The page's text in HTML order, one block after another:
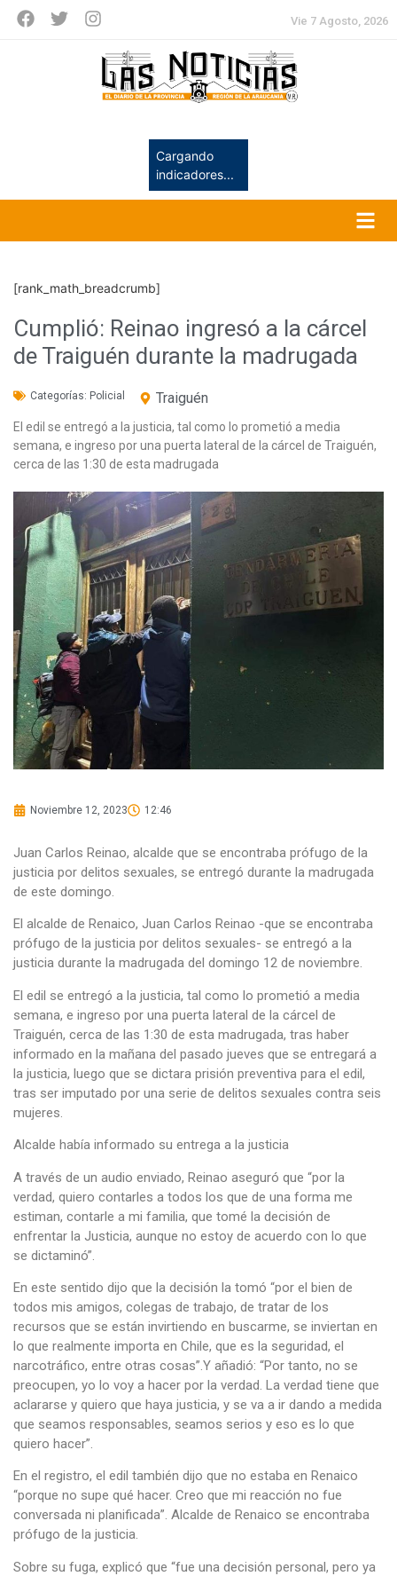
Vie 7 Agosto, 2026
Cargando
indicadores...
[rank_math_breadcrumb]
Cumplió: Reinao ingresó a la cárcel
de Traiguén durante la madrugada
Categorías: Policial Traiguén
El edil se entregó a la justicia, tal como lo prometió a media
semana, e ingreso por una puerta lateral de la cárcel de Traiguén,
cerca de las 1:30 de esta madrugada
Noviembre 12, 2023 12:46
Juan Carlos Reinao, alcalde que se encontraba prófugo de la
justicia por delitos sexuales, se entregó durante la madrugada
de este domingo.
El alcalde de Renaico, Juan Carlos Reinao -que se encontraba
prófugo de la justicia por delitos sexuales- se entregó a la
justicia durante la madrugada del domingo 12 de noviembre.
El edil se entregó a la justicia, tal como lo prometió a media
semana, e ingreso por una puerta lateral de la cárcel de
Traiguén, cerca de las 1:30 de esta madrugada, tras haber
informado en la mañana del pasado jueves que se entregará a
la justicia, luego que se dictara prisión preventiva para el edil,
tras ser imputado por una serie de delitos sexuales contra seis
mujeres.
Alcalde había informado su entrega a la justicia
A través de un audio enviado, Reinao aseguró que “por la
verdad, quiero contarles a todos los que de una forma me
estiman, contarle a mi familia, que tomé la decisión de
enfrentar la Justicia, aunque no estoy de acuerdo con lo que
se dictaminó”.
En este sentido dijo que la decisión la tomó “por el bien de
todos mis amigos, colegas de trabajo, de tratar de los
recursos que se están invirtiendo en buscarme, se inviertan en
lo que realmente importa en Chile, que es la seguridad, el
narcotráfico, entre otras cosas”.Y añadió: “Por tanto, no se
preocupen, yo lo voy a hacer por la verdad. La verdad tiene que
aclararse y quiero que haya justicia, y se va a ir dando a medida
que seamos responsables, seamos serios y eso es lo que
quiero hacer”.
En el registro, el edil también dijo que no estaba en Renaico
“porque no supe qué hacer. Creo que mi reacción no fue
conversada ni planificada”. Alcalde de Renaico se encontraba
prófugo de la justicia.
Sobre su fuga, explicó que “fue una decisión personal, pero ya